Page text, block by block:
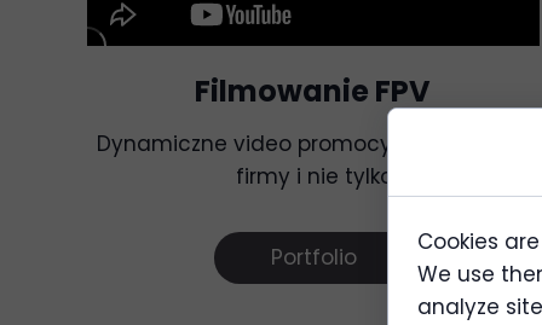
Filmowanie FPV
Portfolio
Dynamiczne video promocyjne dla twojej
firmy i nie tylko
Cookies
We use
analyze